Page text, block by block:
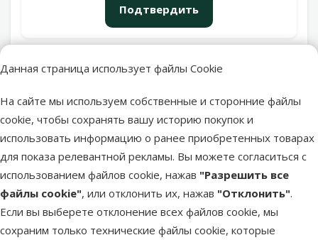
Данная страница использует файлы Cookie
На сайте мы используем собственные и сторонние файлы
cookie, чтобы сохранять вашу историю покупок и
использовать информацию о ранее приобретенных товарах
для показа релевантной рекламы. Вы можете согласиться с
использованием файлов cookie, нажав "Разрешить все
файлы cookie", или отклонить их, нажав "Отклонить".
Если вы выберете отклонение всех файлов cookie, мы
сохраним только технические файлы cookie, которые
Подтвердить
Пункты выдачи
Latvijas Pasts пакомат
DPD Pickup tīkls
LATVIJAS PASTS почтовое отделение в среду